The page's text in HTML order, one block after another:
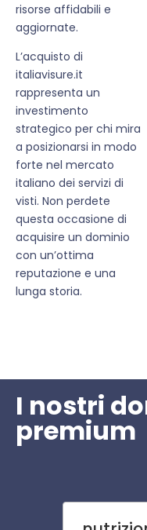
risorse affidabili e
aggiornate.
L’acquisto di
italiavisure.it
rappresenta un
investimento
strategico per chi mira
a posizionarsi in modo
forte nel mercato
italiano dei servizi di
visti. Non perdete
questa occasione di
acquisire un dominio
con un’ottima
reputazione e una
lunga storia.
I nostri
premium